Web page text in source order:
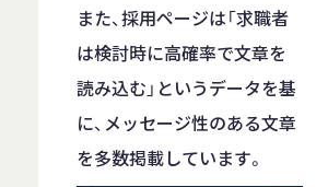
また、採用ページは「求職者
は検討時に高確率で文章を
読み込む」というデータを基
に、メッセージ性のある文章
を多数掲載しています。